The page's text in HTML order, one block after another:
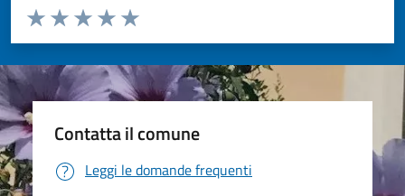
Valuta da 1 a 5 stelle la pagina
Valuta 5 stelle su 5
Valuta 4 stelle su 5
Valuta 3 stelle su 5
Valuta 2 stelle su 5
Valuta 1 stelle su 5
Contatta il comune
Leggi le domande frequenti